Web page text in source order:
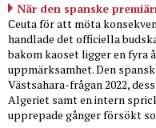
När den spanske
Ceuta för att möta
handlade det officiella
bakom kaoset ligger en fyra
uppmärksamhet. Den
Västsahara-frågan 2022,
Algeriet samt en intern
upprepade gånger försökt